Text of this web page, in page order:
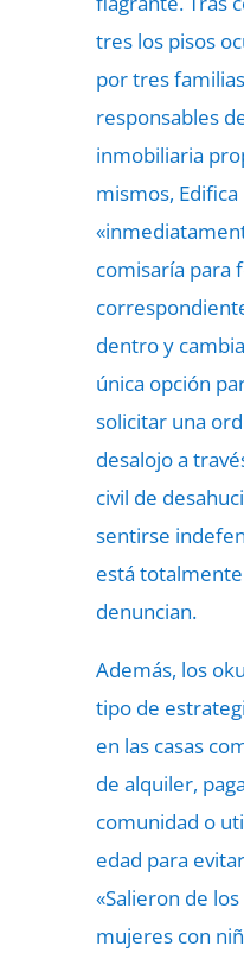
tres los pisos
por tres
responsables
inmobiliaria
mismos, Edifica
comisaría para
dentro y
única opción
solicitar una
desalojo a
civil de
sentirse
está
denuncian.
Además, los
tipo de
en las casas
de alquiler,
comunidad o
edad para
«Salieron de
mujeres con